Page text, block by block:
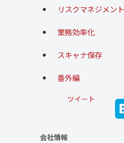
リスクマネジメント
業務効率化
スキャナ保存
番外編
ツイート
会社情報